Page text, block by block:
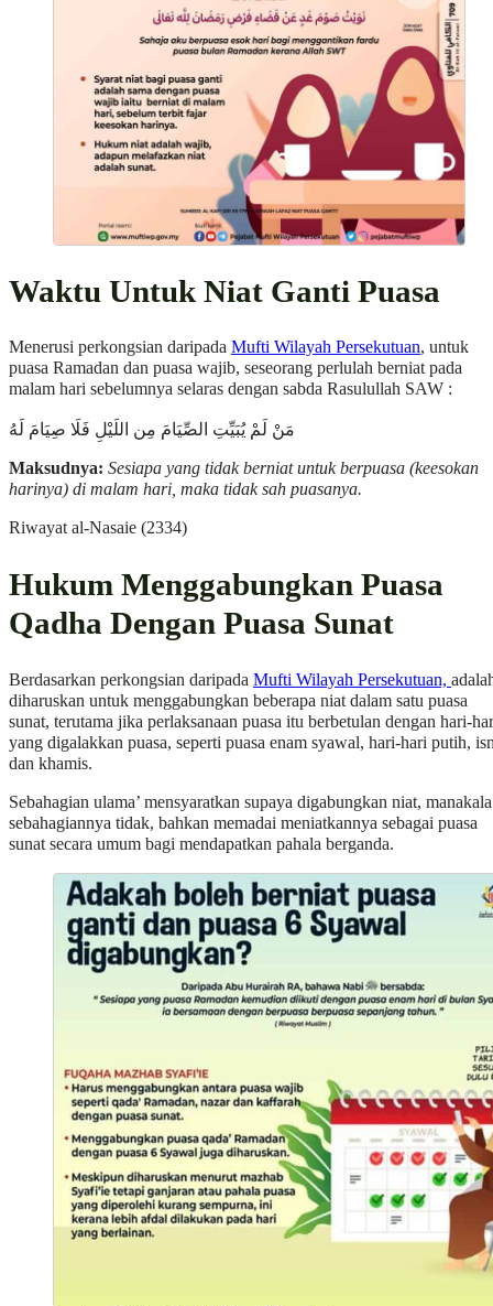
Waktu Untuk Niat Ganti Puasa
Menerusi perkongsian daripada Mufti Wilayah Persekutuan, untuk
puasa Ramadan dan puasa wajib, seseorang perlulah berniat pada
malam hari sebelumnya selaras dengan sabda Rasulullah SAW :
مَنْ لَمْ يُبَيِّتِ الصِّيَامَ مِن اللَيْلِ فَلَا صِيَامَ لَهُ
Maksudnya: Sesiapa yang tidak berniat untuk berpuasa (keesokan
harinya) di malam hari, maka tidak sah puasanya.
Riwayat al-Nasaie (2334)
Hukum Menggabungkan Puasa
Qadha Dengan Puasa Sunat
Berdasarkan perkongsian daripada Mufti Wilayah Persekutuan,
diharuskan untuk menggabungkan beberapa niat dalam satu puasa
sunat, terutama jika perlaksanaan puasa itu berbetulan dengan hari-
yang digalakkan puasa, seperti puasa enam syawal, hari-hari putih,
dan khamis.
Sebahagian ulama’ mensyaratkan supaya digabungkan niat, manakala
sebahagiannya tidak, bahkan memadai meniatkannya sebagai puasa
sunat secara umum bagi mendapatkan pahala berganda.